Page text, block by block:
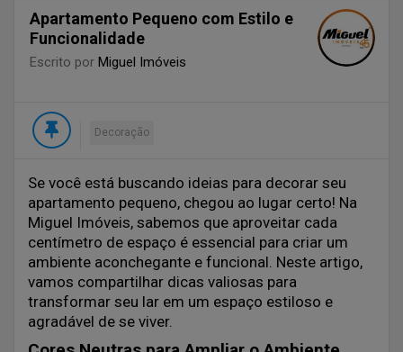
Apartamento Pequeno com Estilo e
Funcionalidade
Escrito por Miguel Imóveis
Decoração
Se você está buscando ideias para decorar seu
apartamento pequeno, chegou ao lugar certo! Na
Miguel Imóveis, sabemos que aproveitar cada
centímetro de espaço é essencial para criar um
ambiente aconchegante e funcional. Neste artigo,
vamos compartilhar dicas valiosas para
transformar seu lar em um espaço estiloso e
agradável de se viver.